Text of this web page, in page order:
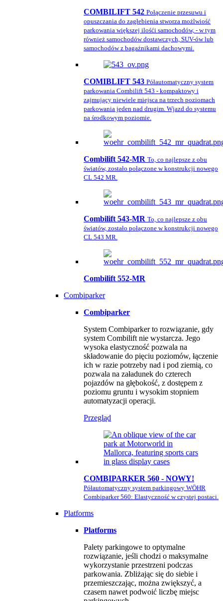
COMBILIFT 542 Połączenie przesuwu i
opuszczania do zagłebienia stworza możlwiość
parkowania większej ilośći samochodów, - w tym
również samochodów dostawczych, SUV-ów lub
samochodów z bagażnikami dachowymi.
COMIBLIFT 543 Półautomatyczny system
parkowania Combilift 543 - kompaktowy i
zajmujący niewiele miejsca na trzech poziomach
parkowania jeden nad drugim. Wjazd do systemu
na środkowym poziomie.
Combilift 542-MR To, co najlepsze z obu
światów, zostało połączone w konstrukcji nowego
CL 542 MR.
Combilift 543-MR To, co najlepsze z obu
światów, zostało połączone w konstrukcji nowego
CL 543 MR.
Combilift 552-MR
Combiparker
Combiparker
System Combiparker to rozwiązanie, gdy
system Combilift nie wystarcza. Jego
wysoka elastyczność pozwala na
składowanie do pięciu poziomów, łączenie
ich w razie potrzeby nad i pod ziemią, co
pozwala na załadunek do czterech
pojazdów na głębokość, z dostępem z
poziomu gruntu i wysokim stopniem
automatyzacji operacji.
Przegląd
COMBIPARKER 560 - NOWY!
Półautomatyczny system parkingowy WÖHR
Combiparker 560: Elastyczność w czystej postaci.
Platforms
Platforms
Palety parkingowe to optymalne
rozwiązanie, jeśli chodzi o maksymalne
wykorzystanie przestrzeni podczas
parkowania. Zbliżając się do siebie i
przemieszczając, można zwiększyć, a
czasem nawet podwoić liczbę miejsc